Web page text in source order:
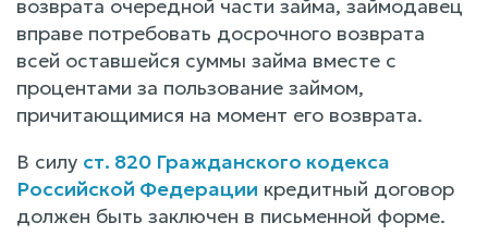
возврата очередной части займа, займодавец
вправе потребовать досрочного возврата
всей оставшейся суммы займа вместе с
процентами за пользование займом,
причитающимися на момент его возврата.
В силу ст. 820 Гражданского кодекса
Российской Федерации кредитный договор
должен быть заключен в письменной форме.